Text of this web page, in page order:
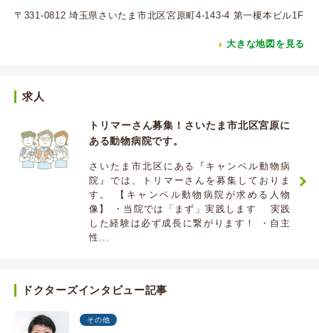
〒331-0812 埼玉県さいたま市北区宮原町4-143-4 第一榎本ビル1F
大きな地図を見る
求人
トリマーさん募集！さいたま市北区宮原に
ある動物病院です。
さいたま市北区にある『キャンベル動物病
院』では、トリマーさんを募集しておりま
す。 【キャンベル動物病院が求める人物
像】 ・当院では「まず」実践します 実践
した経験は必ず成長に繋がります！ ・自主
性...
ドクターズインタビュー記事
その他